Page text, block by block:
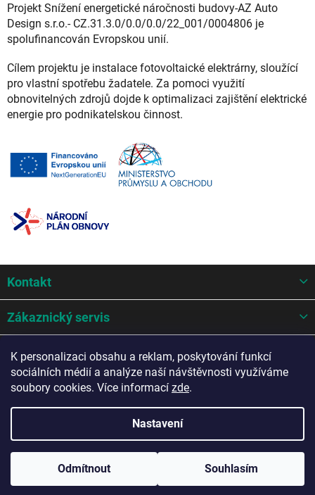
K personalizaci obsahu a reklam, poskytování funkcí
sociálních médií a analýze naší návštěvnosti využíváme
soubory cookies. Více informací zde.
Nastavení
Odmítnout Souhlasím
Projekt Snížení energetické náročnosti budovy-AZ Auto
Design s.r.o.- CZ.31.3.0/0.0/0.0/22_001/0004806 je
spolufinancován Evropskou unií.
Cílem projektu je instalace fotovoltaické elektrárny, sloužící
pro vlastní spotřebu žadatele. Za pomoci využití
obnovitelných zdrojů dojde k optimalizaci zajištění elektrické
energie pro podnikatelskou činnost.
p
t
Kontakt
Zákaznický servis
Mohlo by se hodit
Potřebujete poradit?
Vytvořil Shoptet
Copyright 2026AZ Auto design s.r.o.. Všechna práva vyhrazena.
Upravit nastavení cookies